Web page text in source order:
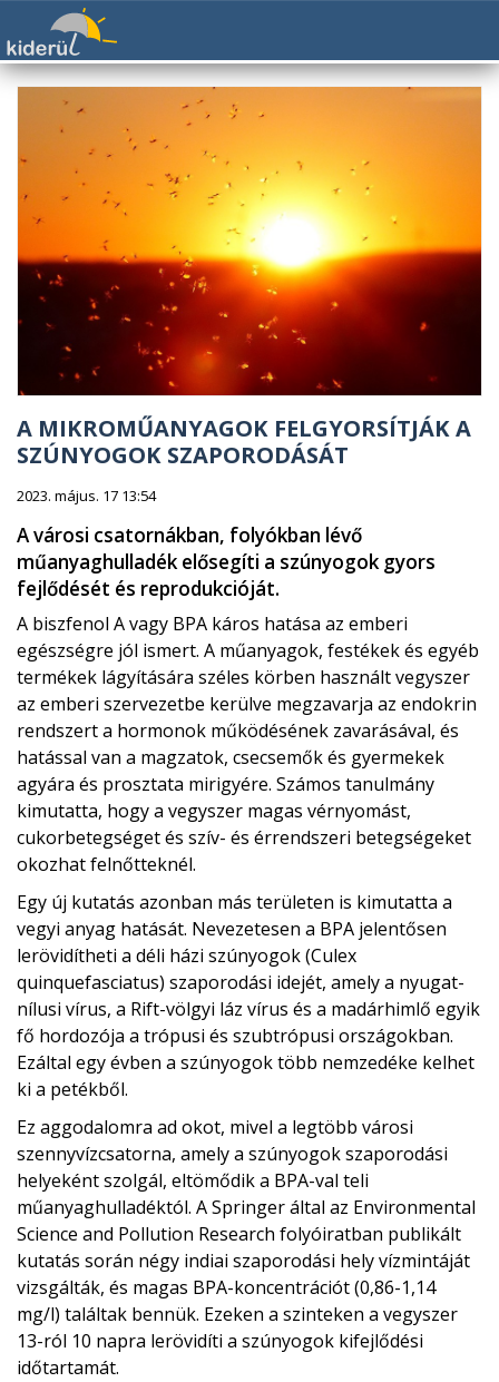
A MIKROMŰANYAGOK FELGYORSÍTJÁK A
SZÚNYOGOK SZAPORODÁSÁT
2023. május. 17 13:54
A városi csatornákban, folyókban lévő
műanyaghulladék elősegíti a szúnyogok gyors
fejlődését és reprodukcióját.
A biszfenol A vagy BPA káros hatása az emberi
egészségre jól ismert. A műanyagok, festékek és egyéb
termékek lágyítására széles körben használt vegyszer
az emberi szervezetbe kerülve megzavarja az endokrin
rendszert a hormonok működésének zavarásával, és
hatással van a magzatok, csecsemők és gyermekek
agyára és prosztata mirigyére. Számos tanulmány
kimutatta, hogy a vegyszer magas vérnyomást,
cukorbetegséget és szív- és érrendszeri betegségeket
okozhat felnőtteknél.
Egy új kutatás azonban más területen is kimutatta a
vegyi anyag hatását. Nevezetesen a BPA jelentősen
lerövidítheti a déli házi szúnyogok (Culex
quinquefasciatus) szaporodási idejét, amely a nyugat-
nílusi vírus, a Rift-völgyi láz vírus és a madárhimlő egyik
fő hordozója a trópusi és szubtrópusi országokban.
Ezáltal egy évben a szúnyogok több nemzedéke kelhet
ki a petékből.
Ez aggodalomra ad okot, mivel a legtöbb városi
szennyvízcsatorna, amely a szúnyogok szaporodási
helyeként szolgál, eltömődik a BPA-val teli
műanyaghulladéktól. A Springer által az Environmental
Science and Pollution Research folyóiratban publikált
kutatás során négy indiai szaporodási hely vízmintáját
vizsgálták, és magas BPA-koncentrációt (0,86-1,14
mg/l) találtak bennük. Ezeken a szinteken a vegyszer
13-ról 10 napra lerövidíti a szúnyogok kifejlődési
időtartamát.